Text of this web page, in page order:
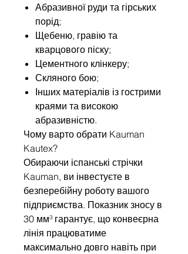
Абразивної руди та гірських
порід;
Щебеню, гравію та
кварцового піску;
Цементного клінкеру;
Скляного бою;
Інших матеріалів із гострими
краями та високою
абразивністю.
Чому варто обрати Kauman
Kautex?
Обираючи іспанські стрічки
Kauman, ви інвестуєте в
безперебійну роботу вашого
підприємства. Показник зносу в
30 мм³ гарантує, що конвеєрна
лінія працюватиме
максимально довго навіть при